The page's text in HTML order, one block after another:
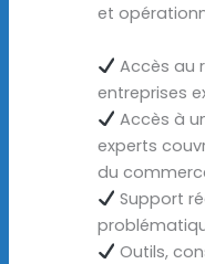
et
Accès au
entreprises
Accès à
experts
du
Support
Outils,